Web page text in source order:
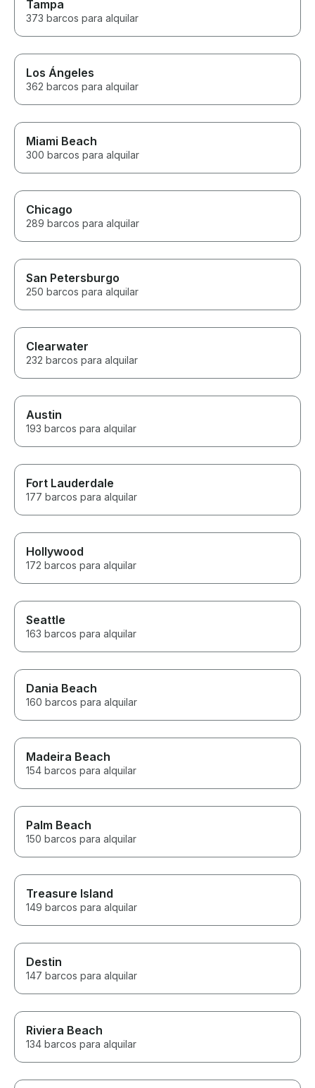
Tampa
373 barcos para alquilar
Los Ángeles
362 barcos para alquilar
Miami Beach
300 barcos para alquilar
Chicago
289 barcos para alquilar
San Petersburgo
250 barcos para alquilar
Clearwater
232 barcos para alquilar
Austin
193 barcos para alquilar
Fort Lauderdale
177 barcos para alquilar
Hollywood
172 barcos para alquilar
Seattle
163 barcos para alquilar
Dania Beach
160 barcos para alquilar
Madeira Beach
154 barcos para alquilar
Palm Beach
150 barcos para alquilar
Treasure Island
149 barcos para alquilar
Destin
147 barcos para alquilar
Riviera Beach
134 barcos para alquilar